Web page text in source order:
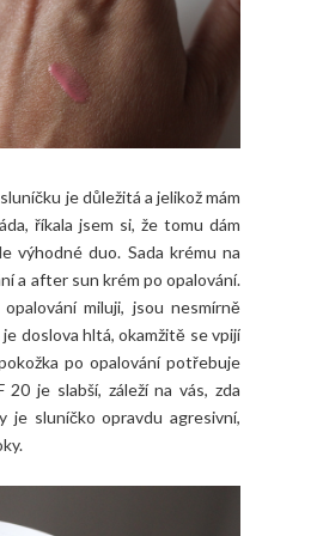
je důležitá a jelikož mám
říkala jsem si, že tomu dám
výhodné duo. Sada krému na
a after sun krém po opalování.
miluji, jsou nesmírně
doslova hltá, okamžitě se vpijí
po opalování potřebuje
20 je slabší, záleží na vás, zda
je sluníčko opravdu agresivní,